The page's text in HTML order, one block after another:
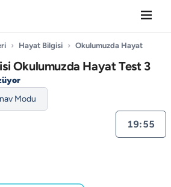
› Hayat Bilgisi › Okulumuzda Hayat
Okulumuzda Hayat Test 3
Modu
19:55